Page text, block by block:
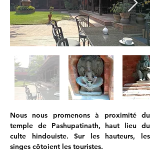
Nous nous promenons à proximité du
temple de Pashupatinath, haut lieu du
culte hindouiste. Sur les hauteurs, les
singes côtoient les touristes.